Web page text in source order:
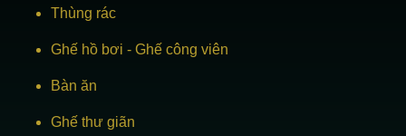
Thùng rác
Ghế hồ bơi - Ghế công viên
Bàn ăn
Ghế thư giãn